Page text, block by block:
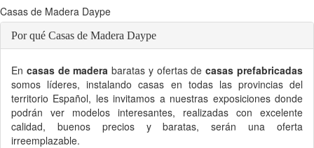
Casas de Madera Daype
Por qué Casas de Madera Daype
En casas de madera baratas y ofertas decasas prefabricadas
somos líderes, instalando casas en todas las provincias del
territorio Español, les invitamos a nuestras exposiciones donde
podrán ver modelos interesantes, realizadas con excelente
calidad, buenos precios y baratas, serán una oferta
irreemplazable.